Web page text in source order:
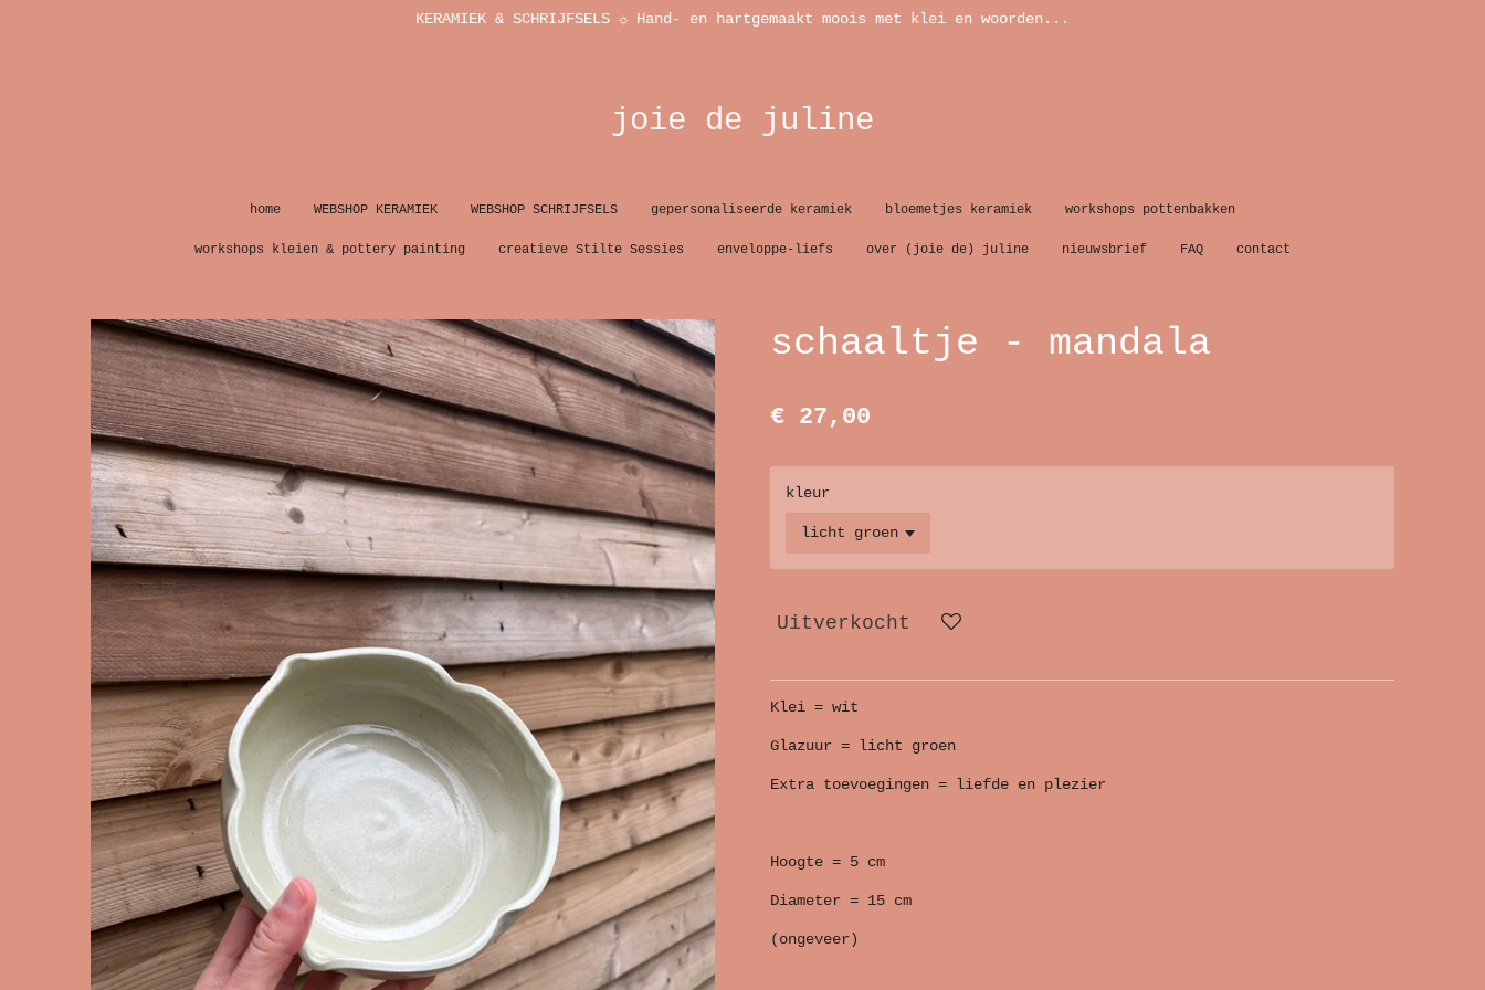
KERAMIEK & SCHRIJFSELS ☼ Hand- en hartgemaakt moois met klei en woorden...
joie de juline
home WEBSHOP KERAMIEK WEBSHOP SCHRIJFSELS gepersonaliseerde keramiek bloemetjes keramiek workshops pottenbakken
workshops kleien & pottery painting creatieve Stilte Sessies enveloppe-liefs over (joie de) juline nieuwsbrief FAQ contact
schaaltje - mandala
€ 27,00
kleur
Uitverkocht
Klei = wit
Glazuur = licht groen
Extra toevoegingen = liefde en plezier
Hoogte = 5 cm
Diameter = 15 cm
(ongeveer)